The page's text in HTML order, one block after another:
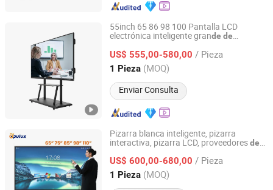
55inch 65 86 98 100 Pantalla LCD
electrónica inteligente grande de
táctil Todo en uno Panel plano digital
inteligente Pizarra interactiva Pizarra
escritura
US$ 555,00-580,00 / Pieza
1 Pieza (MOQ)
Enviar Consulta
Shenzhen P & Y Technology Co., Ltd.
Guangdong, China Desde 2016
Pizarra blanca inteligente, pizarra
interactiva, pizarra LCD, proveedoresde
US$ 600,00-680,00 / Pieza
1 Pieza (MOQ)
Shenzhen Opulux Interactive Technology Co. Ltd
Guangdong, China Desde 2025